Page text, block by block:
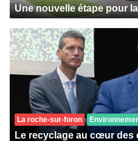
Une nouvelle étape pour
La roche-sur-foron
Le recyclage au cœur des